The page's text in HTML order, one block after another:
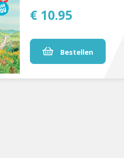
€ 10.95
Bestellen